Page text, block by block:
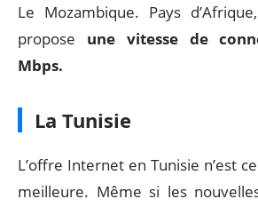
Le Mozambique. Pays
propose une vitesse de
Mbps.
La Tunisie
L’offre Internet en Tunisie n’est
meilleure. Même si les